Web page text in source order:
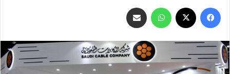
فيسبوك
‫X واتسابمشاركة
عبر
البريد